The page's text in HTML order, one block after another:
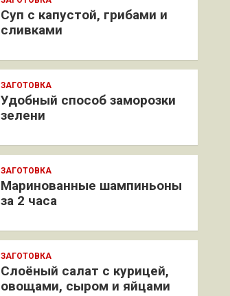
Суп с капустой, грибами и
сливками
ЗАГОТОВКА
Удобный способ заморозки
зелени
ЗАГОТОВКА
Маринованные шампиньоны
за 2 часа
ЗАГОТОВКА
Слоёный салат с курицей,
овощами, сыром и яйцами